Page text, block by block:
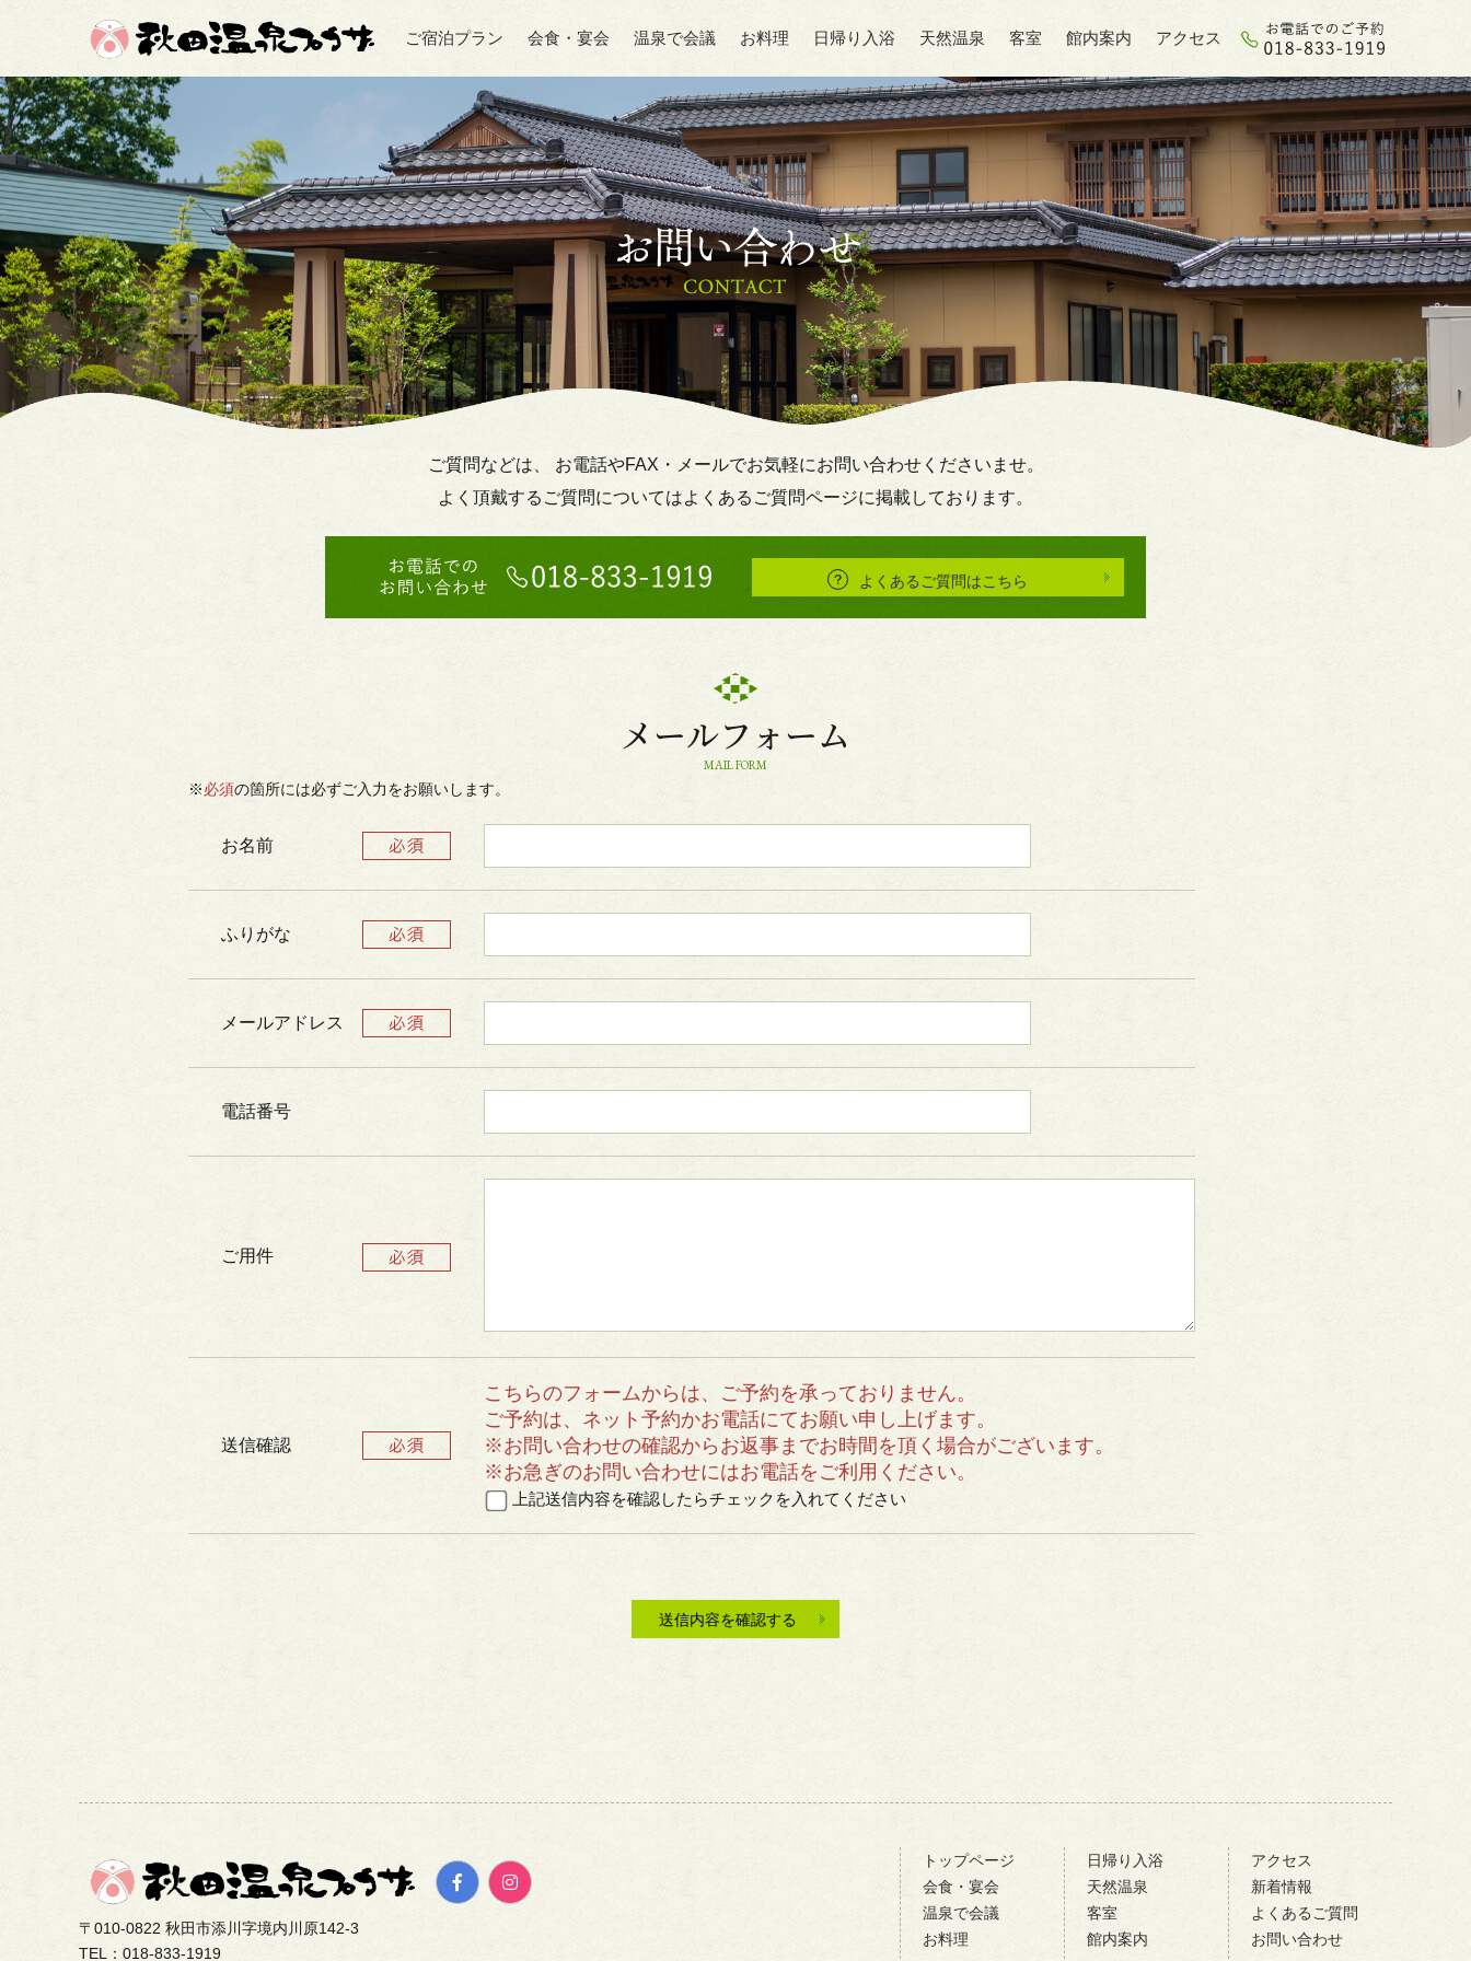
ご宿泊プラン 会食・宴会 温泉で会議 お料理 日帰り入浴 天然温泉 客室 館内案内 アクセス
ご質問などは、 お電話やFAX・メールでお気軽にお問い合わせくださいませ。
よく頂戴するご質問についてはよくあるご質問ページに掲載しております。
よくあるご質問はこちら
メールフォーム
MAIL FORM
※必須の箇所には必ずご入力をお願いします。
お名前
ふりがな
メールアドレス
電話番号
ご用件
送信確認
こちらのフォームからは、ご予約を承っておりません。
ご予約は、ネット予約かお電話にてお願い申し上げます。
※お問い合わせの確認からお返事までお時間を頂く場合がございます。
※お急ぎのお問い合わせにはお電話をご利用ください。
上記送信内容を確認したらチェックを入れてください
〒010-0822 秋田市添川字境内川原142-3
TEL：018-833-1919
トップページ
会食・宴会
温泉で会議
お料理
日帰り入浴
天然温泉
客室
館内案内
アクセス
新着情報
よくあるご質問
お問い合わせ